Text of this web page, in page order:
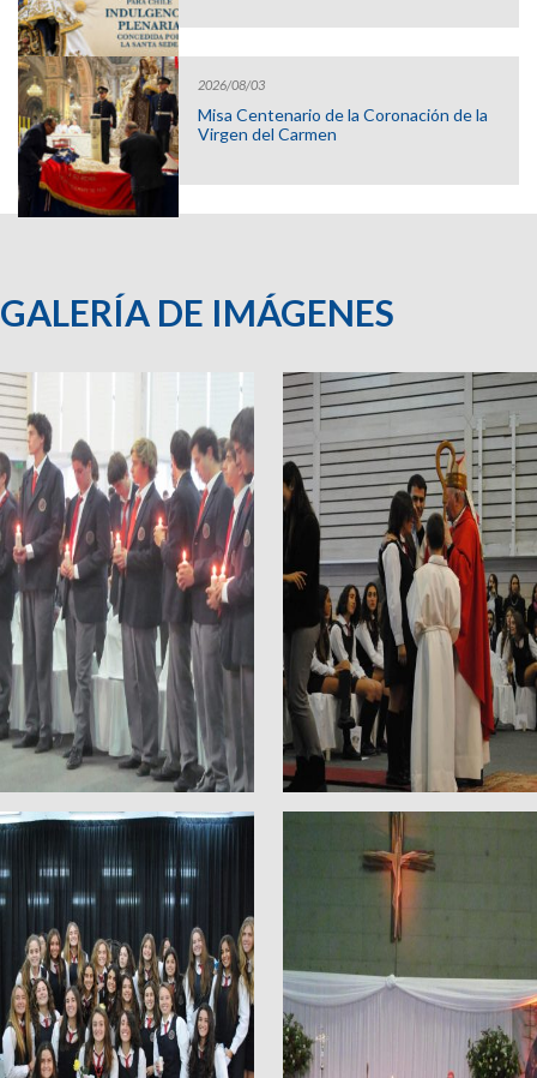
2026/08/03
Misa Centenario de la Coronación de la
Virgen del Carmen
GALERÍA DE IMÁGENES